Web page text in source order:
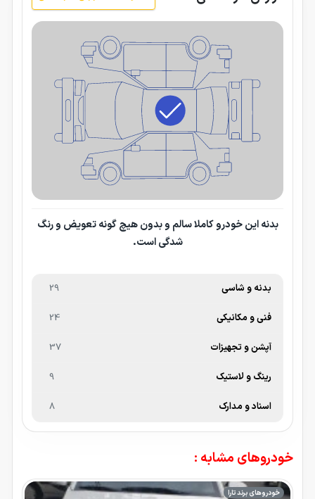
بدنه این خودرو کاملا سالم و بدون هیچ گونه تعویض و رنگ
شدگی است.
بدنه و شاسی 29
فنی و مکانیکی 24
آپشن و تجهیزات 37
رینگ و لاستیک 9
اسناد و مدارک 8
خودروهای مشابه :
خودروهای برند تارا